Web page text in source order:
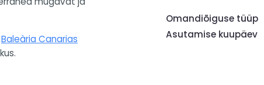
Baleària Canarias
Omandiõiguse tüüp
Asutamise kuupäev